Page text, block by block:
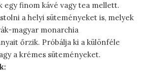
egy finom kávé vagy tea mellett.
a helyi süteményeket is, melyek
magyar monarchia
őrzik. Próbálja ki a különféle
a krémes süteményeket.